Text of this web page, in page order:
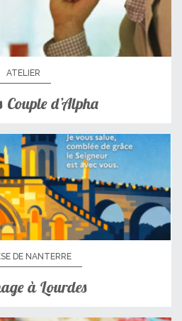
ATELIER
Couple d’Alpha
DE NANTERRE
à Lourdes